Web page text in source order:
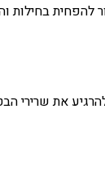
להפחית
את